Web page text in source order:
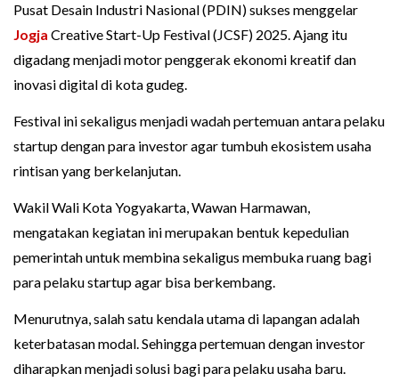
Pusat Desain Industri Nasional (PDIN) sukses menggelar
Jogja Creative Start-Up Festival (JCSF) 2025. Ajang itu
digadang menjadi motor penggerak ekonomi kreatif dan
inovasi digital di kota gudeg.
Festival ini sekaligus menjadi wadah pertemuan antara pelaku
startup dengan para investor agar tumbuh ekosistem usaha
rintisan yang berkelanjutan.
Wakil Wali Kota Yogyakarta, Wawan Harmawan,
mengatakan kegiatan ini merupakan bentuk kepedulian
pemerintah untuk membina sekaligus membuka ruang bagi
para pelaku startup agar bisa berkembang.
Menurutnya, salah satu kendala utama di lapangan adalah
keterbatasan modal. Sehingga pertemuan dengan investor
diharapkan menjadi solusi bagi para pelaku usaha baru.